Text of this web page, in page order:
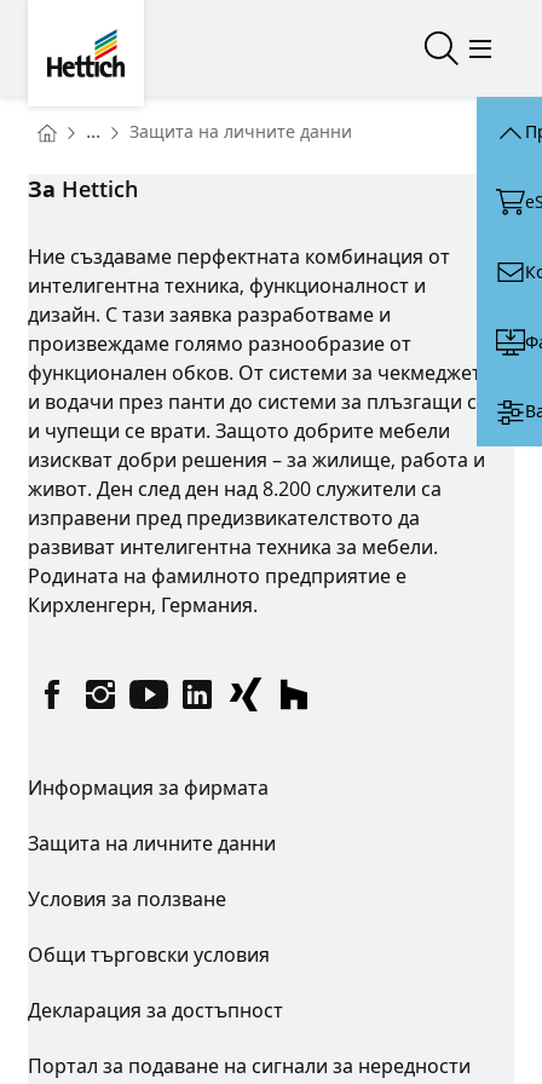
Меню
You are here:
Homepage
... Защита на личните данни
За Hettich
Ние създаваме перфектната комбинация от
интелигентна техника, функционалност и
дизайн. С тази заявка разработваме и
произвеждаме голямо разнообразие от
функционален обков. От системи за чекмеджета
и водачи през панти до системи за плъзгащи се
и чупещи се врати. Защото добрите мебели
изискват добри решения – за жилище, работа и
живот. Ден след ден над 8.200 служители са
изправени пред предизвикателството да
развиват интелигентна техника за мебели.
Родината на фамилното предприятие е
Кирхленгерн, Германия.
FacebookInstagram
YouTubelinkedinXINGhouzz
Информация за фирмата
Защита на личните данни
Условия за ползване
Общи търговски условия
Декларация за достъпност
Портал за подаване на сигнали за нередности